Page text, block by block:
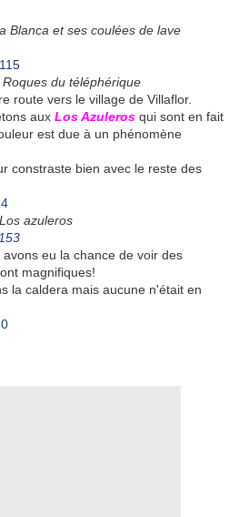
Blanca et ses coulées de lave
du téléphérique
route vers le village de Villaflor.
aux Los Azuleros qui sont en fait
est due à un phénomène
constraste bien avec le reste des
Los azuleros
eu la chance de voir des
magnifiques!
la caldera mais aucune n'était en